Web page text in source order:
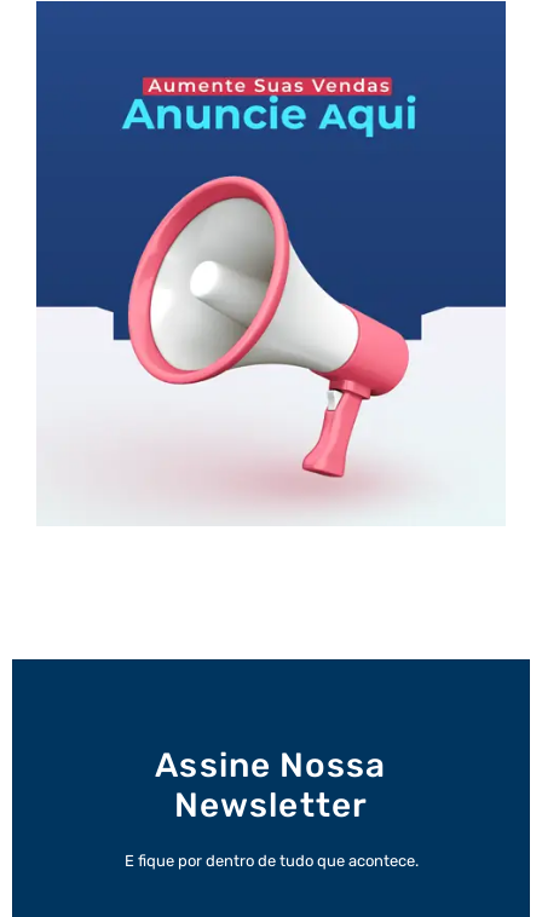
Assine Nossa
Newsletter
E fique por dentro de tudo que acontece.